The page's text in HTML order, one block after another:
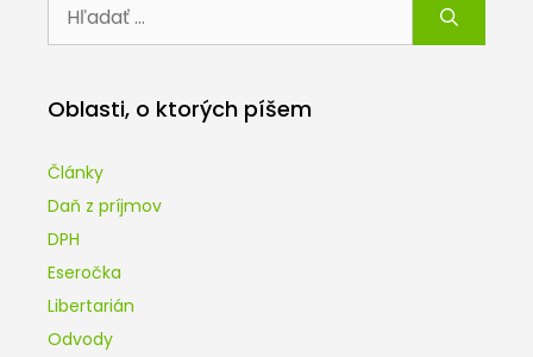
Oblasti, o ktorých píšem
Články
Daň z príjmov
DPH
Eseročka
Libertarián
Odvody